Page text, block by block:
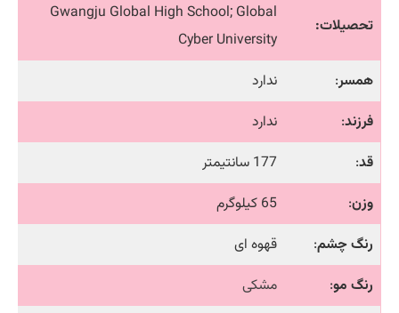
تحصیلات:
Gwangju Global High School; Global
Cyber University
همسر:
ندارد
فرزند:
ندارد
قد:
177 سانتیمتر
وزن:
65 کیلوگرم
رنگ چشم:
قهوه ای
رنگ مو:
مشکی